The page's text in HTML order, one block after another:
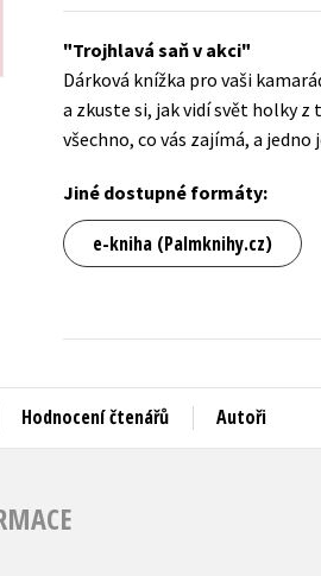
Jazyky
Kalendáře
Kariéra a osobní rozvoj
Trojhlavá saň v akci
Dárková knížka pro vaši
a zkuste si, jak vidí svět holky z
všechno, co vás zajímá, a
Jiné dostupné formáty:
e-kniha (Palmknihy.cz)
Hodnocení čtenářů Autoři